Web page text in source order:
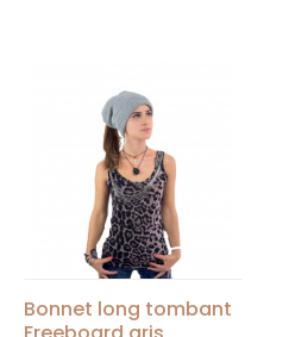
Bonnet long tombant